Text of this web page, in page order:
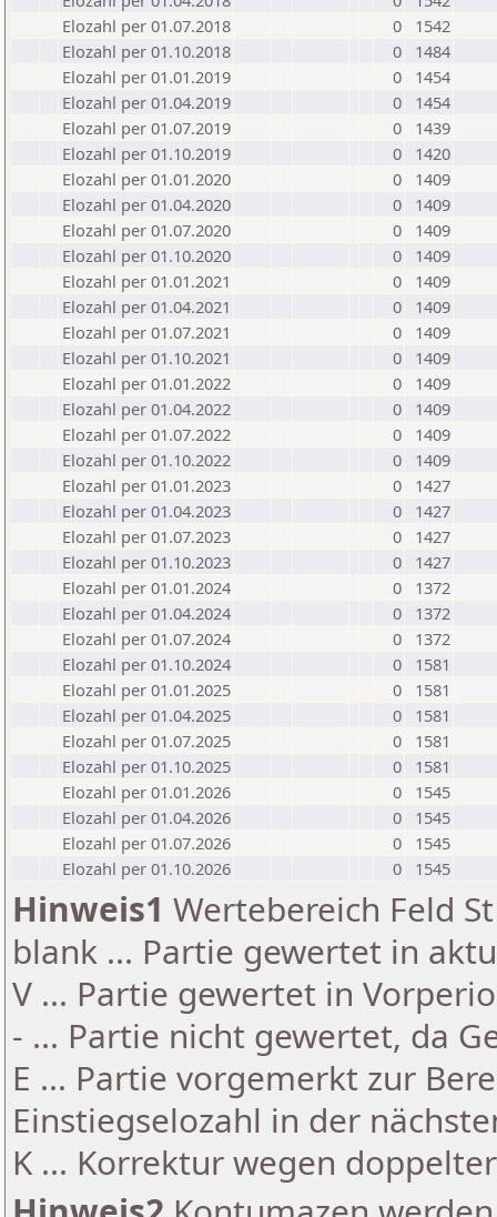
Elozahl per 01.07.2018
0
1542
Elozahl per 01.10.2018
0
1484
Elozahl per 01.01.2019
0
1454
Elozahl per 01.04.2019
0
1454
Elozahl per 01.07.2019
0
1439
Elozahl per 01.10.2019
0
1420
Elozahl per 01.01.2020
0
1409
Elozahl per 01.04.2020
0
1409
Elozahl per 01.07.2020
0
1409
Elozahl per 01.10.2020
0
1409
Elozahl per 01.01.2021
0
1409
Elozahl per 01.04.2021
0
1409
Elozahl per 01.07.2021
0
1409
Elozahl per 01.10.2021
0
1409
Elozahl per 01.01.2022
0
1409
Elozahl per 01.04.2022
0
1409
Elozahl per 01.07.2022
0
1409
Elozahl per 01.10.2022
0
1409
Elozahl per 01.01.2023
0
1427
Elozahl per 01.04.2023
0
1427
Elozahl per 01.07.2023
0
1427
Elozahl per 01.10.2023
0
1427
Elozahl per 01.01.2024
0
1372
Elozahl per 01.04.2024
0
1372
Elozahl per 01.07.2024
0
1372
Elozahl per 01.10.2024
0
1581
Elozahl per 01.01.2025
0
1581
Elozahl per 01.04.2025
0
1581
Elozahl per 01.07.2025
0
1581
Elozahl per 01.10.2025
0
1581
Elozahl per 01.01.2026
0
1545
Elozahl per 01.04.2026
0
1545
Elozahl per 01.07.2026
0
1545
Elozahl per 01.10.2026
0 1545
Hinweis1 Wertebereich Feld
blank ... Partie gewertet in
V ... Partie gewertet in
- ... Partie nicht gewertet, da
E ... Partie vorgemerkt zur
Einstiegselozahl in der
K ... Korrektur wegen